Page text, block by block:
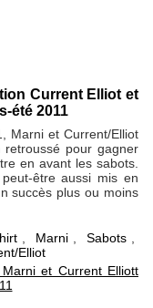
Current Elliot et
été 2011
Marni et Current/Elliot
pour gagner
en avant les sabots.
être aussi mis en
succès plus ou moins
, Marni, Sabots,
Elliot
et Current Elliott